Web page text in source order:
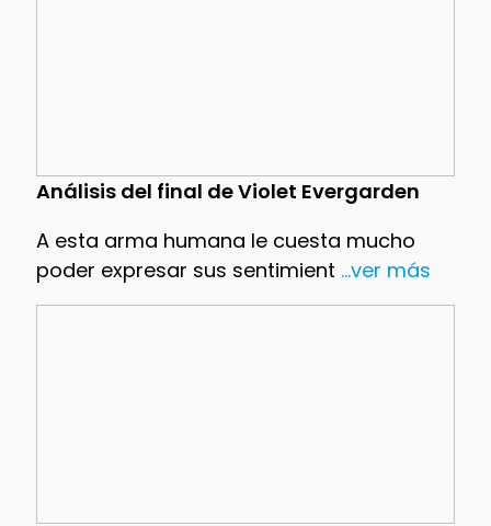
Análisis del final de Violet Evergarden
A esta arma humana le cuesta mucho
poder expresar sus sentimient ...ver más